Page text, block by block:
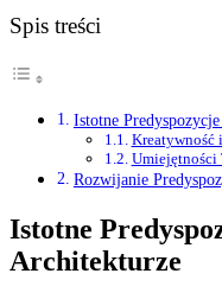
Spis treści
Istotne
Kreatywność
Umiejętności
Rozwijanie
Istotne
Architekturze